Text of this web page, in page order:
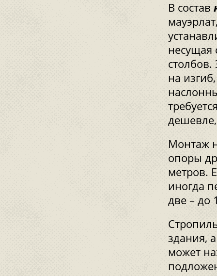
В состав
несущая
на
Монтаж
опоры
метров.
иногда
две – до
здания,
может